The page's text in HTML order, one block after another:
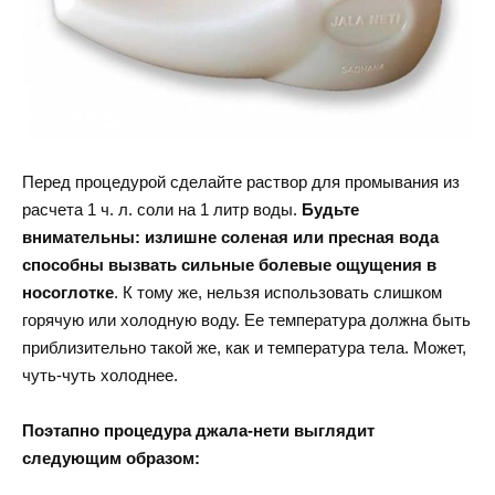
Перед процедурой сделайте раствор для промывания из
расчета 1 ч. л. соли на 1 литр воды. Будьте
внимательны: излишне соленая или пресная вода
способны вызвать сильные болевые ощущения в
носоглотке. К тому же, нельзя использовать слишком
горячую или холодную воду. Ее температура должна быть
приблизительно такой же, как и температура тела. Может,
чуть-чуть холоднее.
Поэтапно процедура джала-нети выглядит
следующим образом: